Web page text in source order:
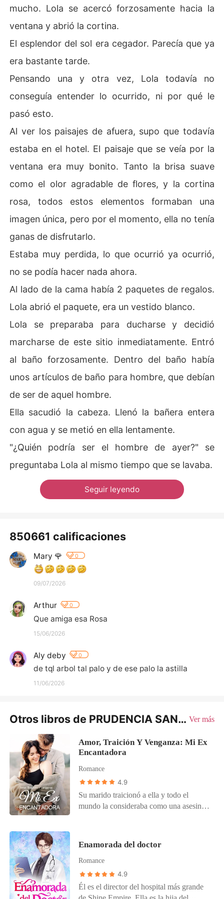
mucho. Lola se acercó forzosamente hacia la
ventana y abrió la cortina.
El esplendor del sol era cegador. Parecía que ya
era bastante tarde.
Pensando una y otra vez, Lola todavía no
conseguía entender lo ocurrido, ni por qué le
pasó esto.
Al ver los paisajes de afuera, supo que todavía
estaba en el hotel. El paisaje que se veía por la
ventana era muy bonito. Tanto la brisa suave
como el olor agradable de flores, y la cortina
rosa, todos estos elementos formaban una
imagen única, pero por el momento, ella no tenía
ganas de disfrutarlo.
Estaba muy perdida, lo que ocurrió ya ocurrió,
no se podía hacer nada ahora.
Al lado de la cama había 2 paquetes de regalos.
Lola abrió el paquete, era un vestido blanco.
Lola se preparaba para ducharse y decidió
marcharse de este sitio inmediatamente. Entró
al baño forzosamente. Dentro del baño había
unos artículos de baño para hombre, que debían
de ser de aquel hombre.
Ella sacudió la cabeza. Llenó la bañera entera
con agua y se metió en ella lentamente.
"¿Quién podría ser el hombre de ayer?" se
preguntaba Lola al mismo tiempo que se lavaba.
Seguir leyendo
850661 calificaciones
Mary 🌹 0
09/07/2026
Arthur 0
Que amiga esa Rosa
15/06/2026
Aly deby 0
de tql arbol tal palo y de ese palo la astilla
11/06/2026
Otros libros de PRUDENCIA SANDOVAL Ver más
Amor, Traición Y Venganza: Mi Ex
Encantadora
Romance
4.9
Su marido traicionó a ella y todo el
mundo la consideraba como una asesina.
regresó con el rival más destacado de su
exmarido. Como un fénix que se
reencarna de las cenizas, juró hacer que
todos pagaran por lo que le habían hecho.
Ella aceptó trabajar con él solo para
Enamorada del doctor
Romance
4.9
Él es el director del hospital más grande